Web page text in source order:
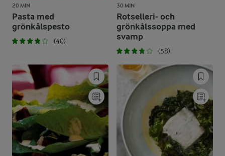
20 MIN
Pasta med
grönkålspesto
(40)
30 MIN
Rotselleri- och
grönkålssoppa med
svamp
(58)